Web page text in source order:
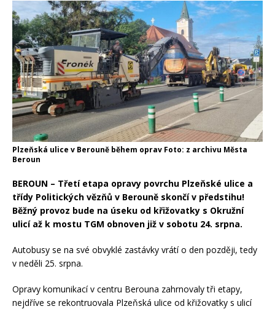
Plzeňská ulice v Berouně během oprav Foto: z archivu Města
Beroun
BEROUN – Třetí etapa opravy povrchu Plzeňské ulice a
třídy Politických vězňů v Berouně skončí v předstihu!
Běžný provoz bude na úseku od křižovatky s Okružní
ulicí až k mostu TGM obnoven již v sobotu 24. srpna.
Autobusy se na své obvyklé zastávky vrátí o den později, tedy
v neděli 25. srpna.
Opravy komunikací v centru Berouna zahrnovaly tři etapy,
nejdříve se rekontruovala Plzeňská ulice od křižovatky s ulicí